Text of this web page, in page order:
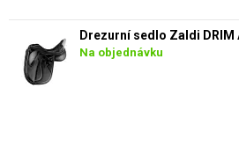
Drezurní sedlo Zaldi DRIM
Na objednávku